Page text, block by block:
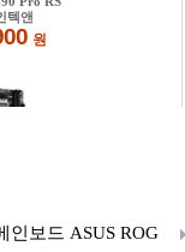
인보드 ASUS ROG